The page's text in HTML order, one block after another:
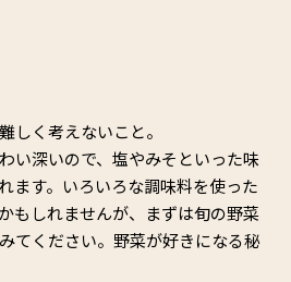
しく考えないこと。
い深いので、塩やみそといった味
ます。いろいろな調味料を使った
もしれませんが、まずは旬の野菜
てください。野菜が好きになる秘